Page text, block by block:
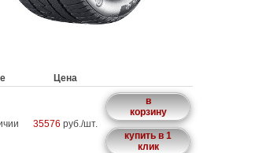
Цена
35576 руб./шт.
в
корзину
купить в 1
клик